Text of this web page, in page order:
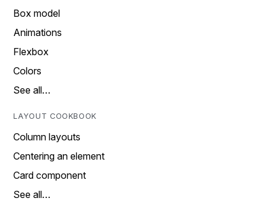
Box model
Animations
Flexbox
Colors
See all…
LAYOUT COOKBOOK
Column layouts
Centering an element
Card component
See all…